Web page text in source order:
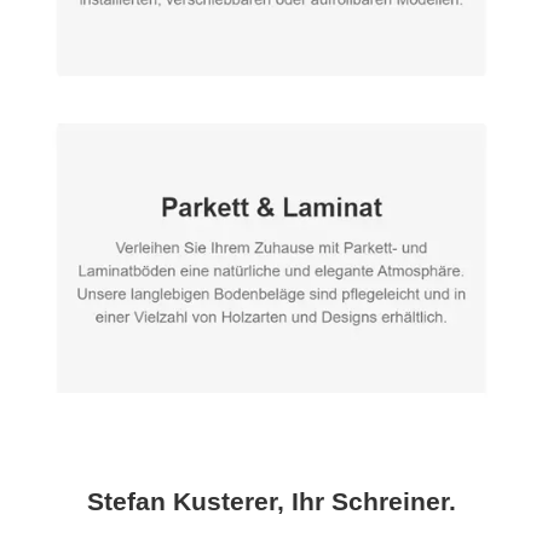
Stefan Kusterer, Ihr Schreiner.